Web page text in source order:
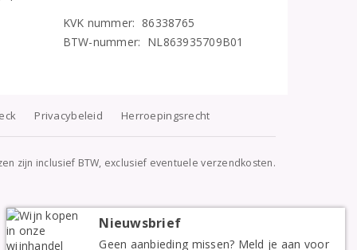
KVK nummer: 86338765
BTW-nummer: NL863935709B01
Privacybeleid Herroepingsrecht
zijn inclusief BTW, exclusief eventuele verzendkosten.
Nieuwsbrief
Geen aanbieding missen? Meld je aan voor